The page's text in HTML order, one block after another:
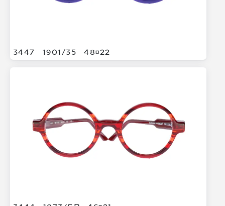
3447 1901/35 4822